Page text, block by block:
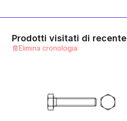
12.9 Stahl blank
A4 rostfrei
Prodotti visitati di recente
Elimina cronologia